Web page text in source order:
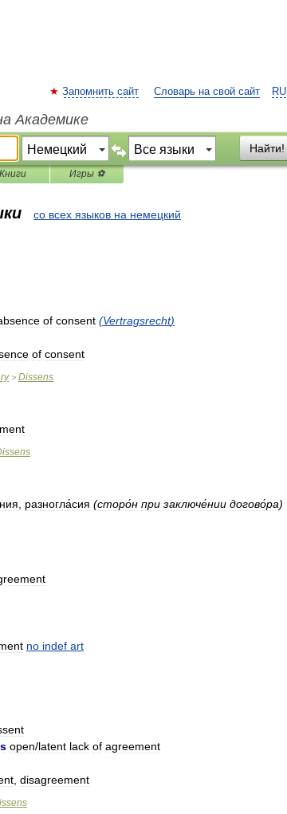
RU
Запомнить сайт Словарь на свой сайт
Академике
Найти!
Книги Игры ⚽
со всех языков на немецкий
of consent (Vertragsrecht)
of consent
> Dissens
разногла́сия (сторо́н при заключе́нии догово́ра)
no indef art
open/latent lack of agreement
disagreement